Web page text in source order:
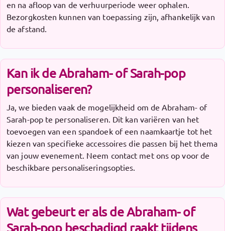
en na afloop van de verhuurperiode weer ophalen.
Bezorgkosten kunnen van toepassing zijn, afhankelijk van
de afstand.
Kan ik de Abraham- of Sarah-pop
personaliseren?
Ja, we bieden vaak de mogelijkheid om de Abraham- of
Sarah-pop te personaliseren. Dit kan variëren van het
toevoegen van een spandoek of een naamkaartje tot het
kiezen van specifieke accessoires die passen bij het thema
van jouw evenement. Neem contact met ons op voor de
beschikbare personaliseringsopties.
Wat gebeurt er als de Abraham- of
Sarah-pop beschadigd raakt tijdens